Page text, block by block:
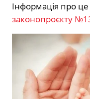
Інформація про це
законопроєкту